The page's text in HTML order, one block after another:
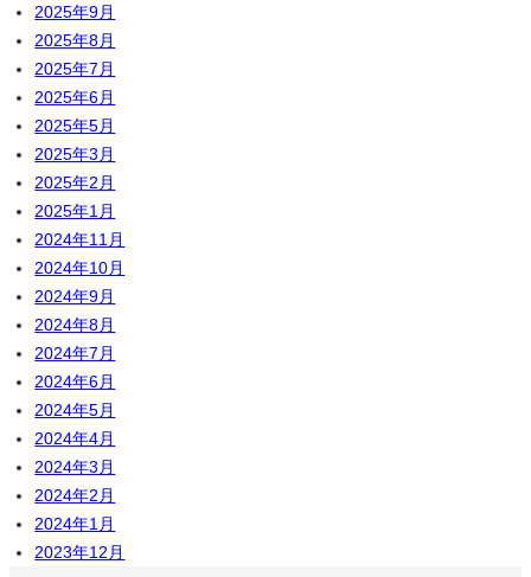
2025年9月
2025年8月
2025年7月
2025年6月
2025年5月
2025年3月
2025年2月
2025年1月
2024年11月
2024年10月
2024年9月
2024年8月
2024年7月
2024年6月
2024年5月
2024年4月
2024年3月
2024年2月
2024年1月
2023年12月